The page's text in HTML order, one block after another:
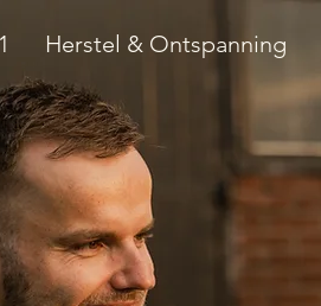
Herstel & Ontspanning